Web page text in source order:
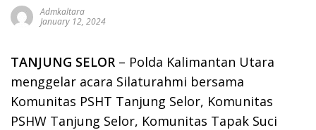
Admkaltara
January 12, 2024
TANJUNG SELOR – Polda Kalimantan Utara
menggelar acara Silaturahmi bersama
Komunitas PSHT Tanjung Selor, Komunitas
PSHW Tanjung Selor, Komunitas Tapak Suci